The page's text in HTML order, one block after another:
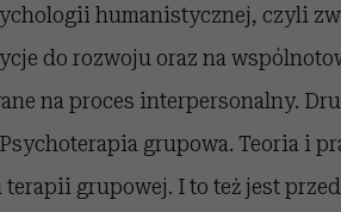
humanistycznej, czyli
do rozwoju oraz na
na proces interpersonalny.
grupowa. Teoria i
grupowej. I to też jest